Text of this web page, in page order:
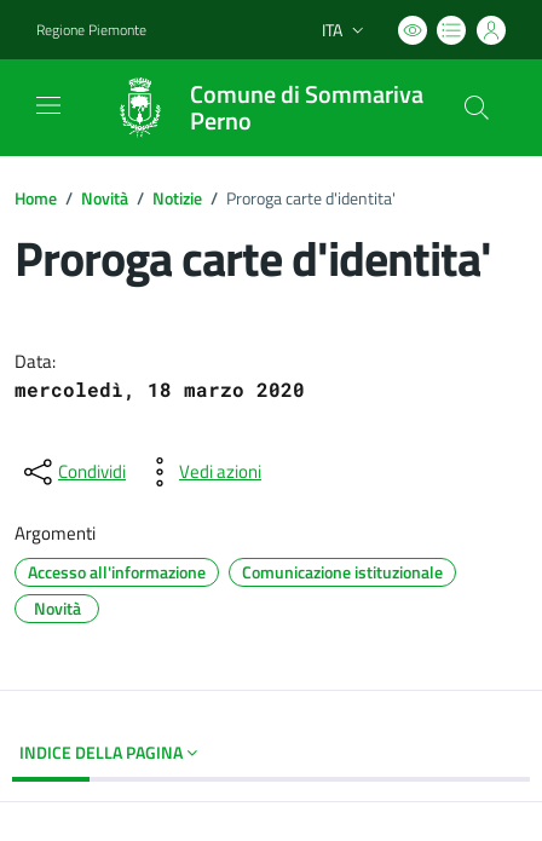
Regione Piemonte Lingua attiva:
ITA
Comune di Sommariva
Perno
Home / Novità / Notizie / Proroga carte d'identita'
Proroga carte d'identita'
Data:
mercoledì, 18 marzo 2020
Condividi Vedi azioni
Argomenti
Accesso all'informazione
Comunicazione istituzionale
Novità
INDICE DELLA PAGINA